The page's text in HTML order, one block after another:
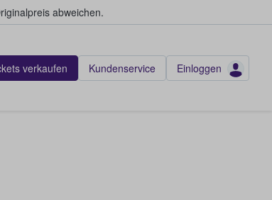
abweichen.
verkaufen Kundenservice Einloggen